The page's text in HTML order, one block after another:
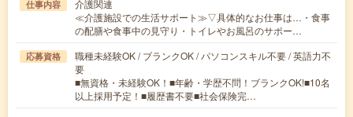
仕事内容
介護関連
≪介護施設での生活サポート≫▽具体的なお仕事は…・食事
の配膳や食事中の見守り・トイレやお風呂のサポー…
応募資格
職種未経験OK / ブランクOK / パソコンスキル不要 / 英語力不
要
■無資格・未経験OK！■年齢・学歴不問！ブランクOK!■10名
以上採用予定！■履歴書不要■社会保険完…